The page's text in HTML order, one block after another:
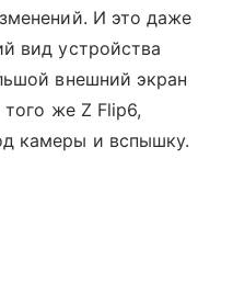
И это даже
вид устройства
внешний экран
того же Z Flip6,
камеры и вспышку.